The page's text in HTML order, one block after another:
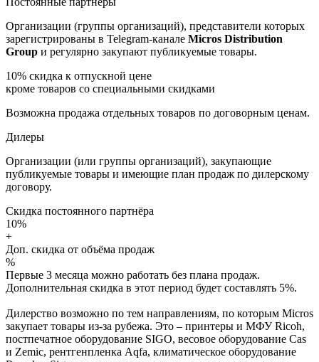
Организации (группы организаций), представители которых
зарегистрированы в Telegram-канале Micros Distribution
Group и регулярно закупают публикуемые товары.
10% скидка к отпускной цене
кроме товаров со специальными скидками
Возможна продажа отдельных товаров по договорным ценам.
Дилеры
Организации (или группы организаций), закупающие
публикуемые товары и имеющие план продаж по дилерскому
договору.
Скидка постоянного партнёра
10%
+
Доп. скидка от объёма продаж
%
Первые 3 месяца можно работать без плана продаж.
Дополнительная скидка в этот период будет составлять 5%.
Дилерство возможно по тем направлениям, по которым Micros
закупает товары из-за рубежа. Это – принтеры и МФУ Ricoh,
постпечатное оборудование SIGO, весовое оборудование Cas
и Zemic, рентгенпленка Aqfa, климатическое оборудование